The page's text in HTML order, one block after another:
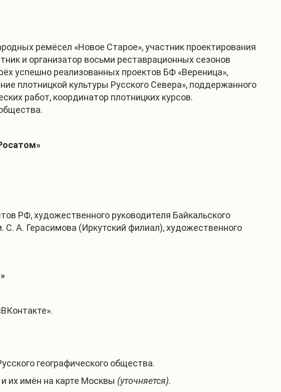
ремёсел «Новое Старое», участник проектирования
и организатор восьми реставрационных сезонов
успешно реализованных проектов БФ «Вереница»,
плотницкой культуры Русского Севера», поддержанного
работ, координатор плотницких курсов.
РФ, художественного руководителя Байкальского
А. Герасимова (Иркутский филиал), художественного
географического общества.
их имён на карте Москвы (уточняется).